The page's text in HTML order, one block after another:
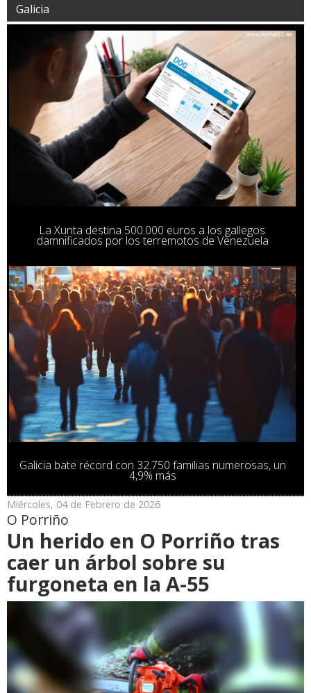
Galicia
La Xunta destina 500.000 euros a los gallegos
damnificados por los terremotos de Venezuela
Galicia bate récord con 32.750 familias numerosas, un
4,9% más
Miércoles, 04 de Febrero de 2026
O Porriño
Un herido en O Porriño tras
caer un árbol sobre su
furgoneta en la A-55